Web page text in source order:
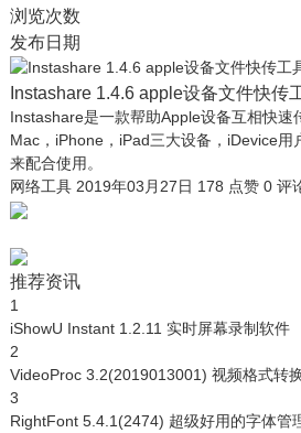
浏览次数
发布日期
Instashare 1.4.6 apple设备文件快传
Instashare是一款帮助Apple设备互相快速
Mac，iPhone，iPad三大设备，iDevice用
来配合使用。
网络工具 2019年03月27日 178 点赞 0评
推荐资讯
1
iShowU Instant 1.2.11 实时屏幕录制软件
2
VideoProc 3.2(2019013001) 视频格式转
3
RightFont 5.4.1(2474) 超级好用的字体管